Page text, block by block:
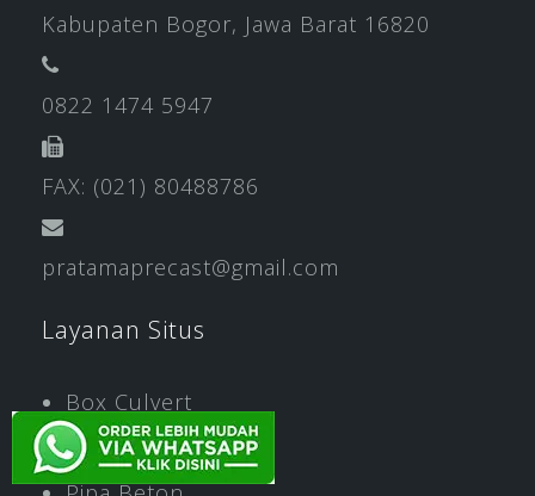
Kabupaten Bogor, Jawa Barat 16820
0822 1474 5947
FAX: (021) 80488786
pratamaprecast@gmail.com
Layanan Situs
Box Culvert
U Ditch